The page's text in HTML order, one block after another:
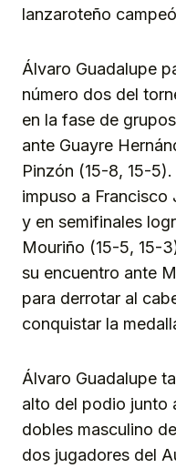
lanzaroteño
Álvaro Guadalupe
número dos del
en la fase de
ante Guayre
Pinzón (15-8, 15-
impuso a Francisco
y en semifinales
Mouriño (15-5, 15-
su encuentro ante
para derrotar al
conquistar la
Álvaro Guadalupe
alto del podio junto
dobles masculino
dos jugadores del